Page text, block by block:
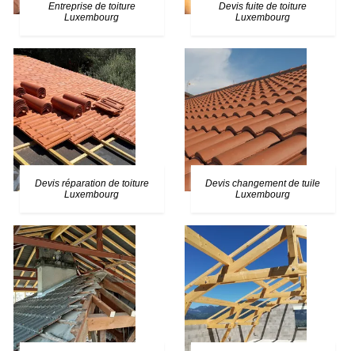
Entreprise de toiture
Luxembourg
Devis fuite de toiture
Luxembourg
Devis réparation de toiture
Luxembourg
Devis changement de tuile
Luxembourg